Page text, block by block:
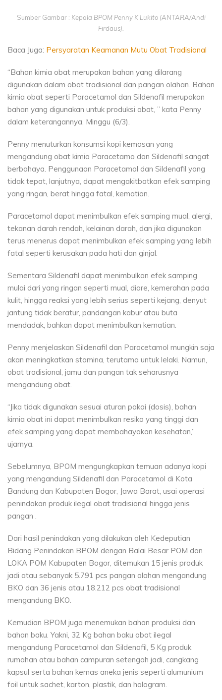
Sumber Gambar : Kepala BPOM Penny K Lukito (ANTARA/Andi
Firdaus).
Baca Juga: Persyaratan Keamanan Mutu Obat Tradisional
“Bahan kimia obat merupakan bahan yang dilarang
digunakan dalam obat tradisional dan pangan olahan. Bahan
kimia obat seperti Paracetamol dan Sildenafil merupakan
bahan yang digunakan untuk produksi obat, ” kata Penny
dalam keterangannya, Minggu (6/3).
Penny menuturkan konsumsi kopi kemasan yang
mengandung obat kimia Paracetamo dan Sildenafil sangat
berbahaya. Penggunaan Paracetamol dan Sildenafil yang
tidak tepat, lanjutnya, dapat mengakitbatkan efek samping
yang ringan, berat hingga fatal, kematian.
Paracetamol dapat menimbulkan efek samping mual, alergi,
tekanan darah rendah, kelainan darah, dan jika digunakan
terus menerus dapat menimbulkan efek samping yang lebih
fatal seperti kerusakan pada hati dan ginjal.
Sementara Sildenafil dapat menimbulkan efek samping
mulai dari yang ringan seperti mual, diare, kemerahan pada
kulit, hingga reaksi yang lebih serius seperti kejang, denyut
jantung tidak beratur, pandangan kabur atau buta
mendadak, bahkan dapat menimbulkan kematian.
Penny menjelaskan Sildenafil dan Paracetamol mungkin saja
akan meningkatkan stamina, terutama untuk lelaki. Namun,
obat tradisional, jamu dan pangan tak seharusnya
mengandung obat.
“Jika tidak digunakan sesuai aturan pakai (dosis), bahan
kimia obat ini dapat menimbulkan resiko yang tinggi dan
efek samping yang dapat membahayakan kesehatan,”
ujarnya.
Sebelumnya, BPOM mengungkapkan temuan adanya kopi
yang mengandung Sildenafil dan Paracetamol di Kota
Bandung dan Kabupaten Bogor, Jawa Barat, usai operasi
penindakan produk ilegal obat tradisional hingga jenis
pangan .
Dari hasil penindakan yang dilakukan oleh Kedeputian
Bidang Penindakan BPOM dengan Balai Besar POM dan
LOKA POM Kabupaten Bogor, ditemukan 15 jenis produk
jadi atau sebanyak 5.791 pcs pangan olahan mengandung
BKO dan 36 jenis atau 18.212 pcs obat tradisional
mengandung BKO.
Kemudian BPOM juga menemukan bahan produksi dan
bahan baku. Yakni, 32 Kg bahan baku obat ilegal
mengandung Paracetamol dan Sildenafil, 5 Kg produk
rumahan atau bahan campuran setengah jadi, cangkang
kapsul serta bahan kemas aneka jenis seperti alumunium
foil untuk sachet, karton, plastik, dan hologram.